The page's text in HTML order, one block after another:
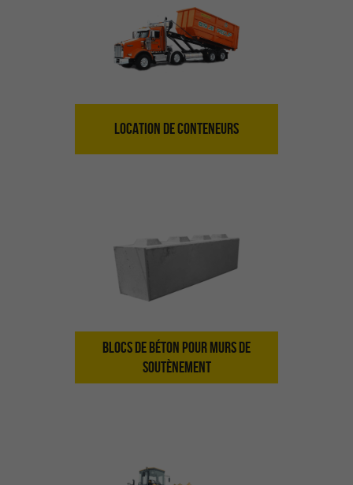
LOCATION DE CONTENEURS
BLOCS DE BÉTON POUR MURS DE
SOUTÈNEMENT